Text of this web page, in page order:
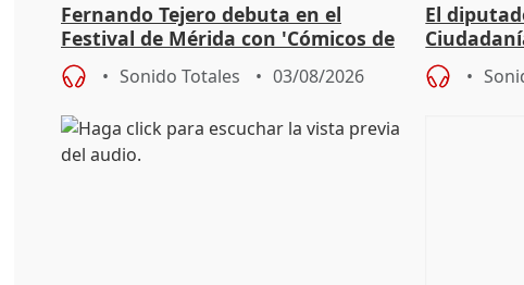
Fernando Tejero debuta en el
Festival de Mérida con 'Cómicos de
Roma': "Strabo me ha escogido"
Sonido Totales 03/08/2026
El
sobre el